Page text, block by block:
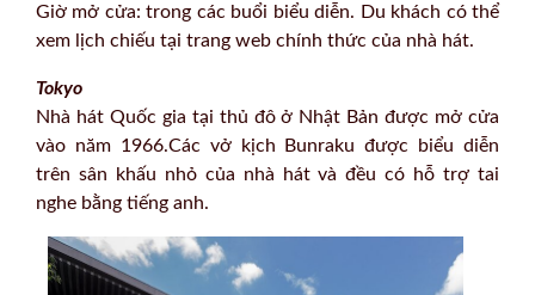
Giờ mở cửa: trong các buổi biểu diễn. Du khách có thể
xem lịch chiếu tại trang web chính thức của nhà hát.
Tokyo
Nhà hát Quốc gia tại thủ đô ở Nhật Bản được mở cửa
vào năm 1966.Các vở kịch Bunraku được biểu diễn
trên sân khấu nhỏ của nhà hát và đều có hỗ trợ tai
nghe bằng tiếng anh.